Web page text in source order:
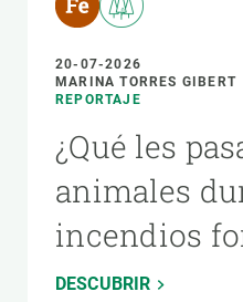
20-07-2026
MARINA TORRES GIBERT
REPORTAJE
¿Qué les
animales
incendios
DESCUBRIR